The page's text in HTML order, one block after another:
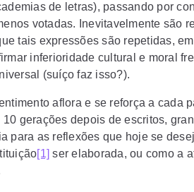
de letras), passando por
votadas. Inevitavelmente são
tais expressões são repetidas,
inferioridade cultural e moral
(suíço faz isso?).
aflora e se reforça a cada
gerações depois de escritos,
para as reflexões que hoje se
[1] ser elaborada, ou como a